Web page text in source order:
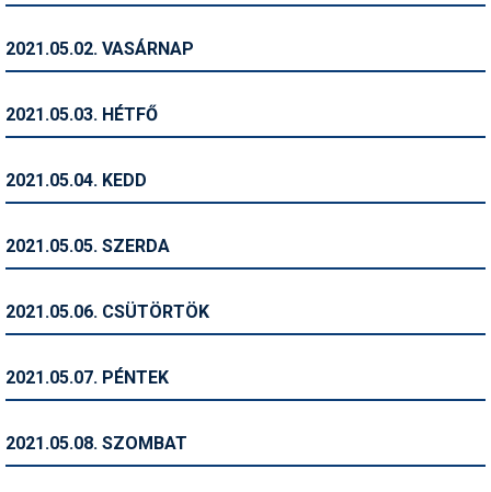
Ingatlan
Kerékpár
Magazinok
2021.05.02. VASÁRNAP
2021.05.03. HÉTFŐ
2021.05.04. KEDD
2021.05.05. SZERDA
2021.05.06. CSÜTÖRTÖK
2021.05.07. PÉNTEK
2021.05.08. SZOMBAT